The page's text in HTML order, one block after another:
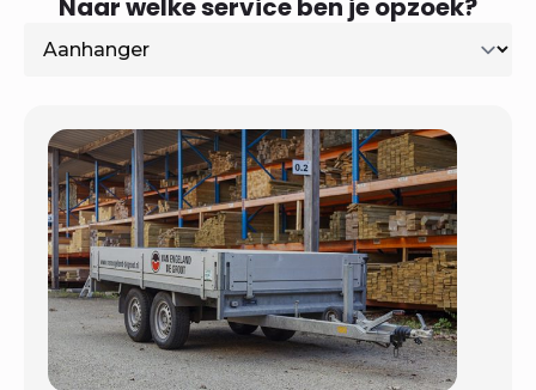
Naar welke service ben je opzoek?